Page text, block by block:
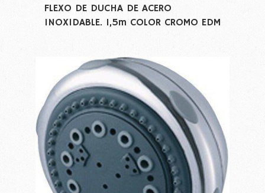
FLEXO DE DUCHA DE ACERO
INOXIDABLE. 1,5m COLOR CROMO EDM